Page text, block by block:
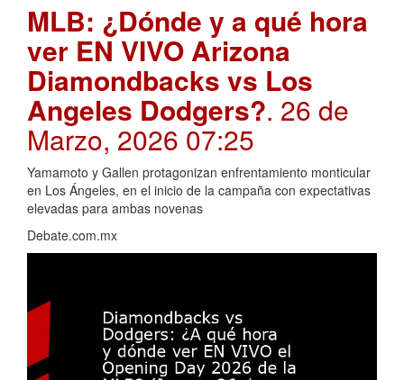
MLB: ¿Dónde y a qué hora
ver EN VIVO Arizona
Diamondbacks vs Los
Angeles Dodgers?. 26 de
Marzo, 2026 07:25
Yamamoto y Gallen protagonizan enfrentamiento monticular
en Los Ángeles, en el inicio de la campaña con expectativas
elevadas para ambas novenas
Debate.com.mx